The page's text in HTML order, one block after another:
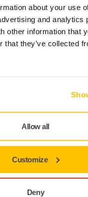
about your use
and analytics
other information that
that they’ve collected
Allow all
Customize
Deny
Mutass többet
Ø 125 mm
alkalmas
puha élre van szükség.